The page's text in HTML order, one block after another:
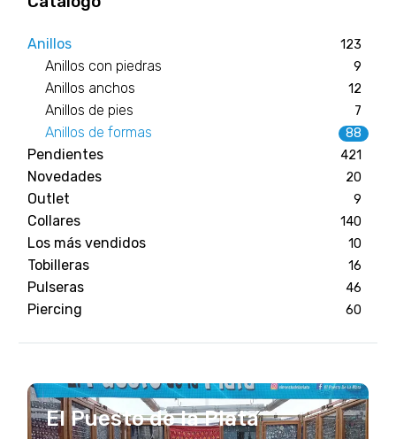
Anillos 123
Anillos con piedras 9
Anillos anchos 12
Anillos de pies 7
Anillos de formas 88
Pendientes 421
Novedades 20
Outlet 9
Collares 140
Los más vendidos 10
Tobilleras 16
Pulseras 46
Piercing 60
El Puesto de la Plata